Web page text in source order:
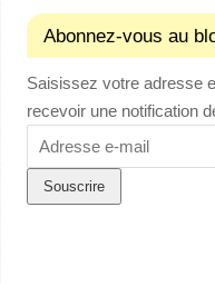
Abonnez-vous au
Saisissez votre adresse
recevoir une notification
Adresse
e-
mail